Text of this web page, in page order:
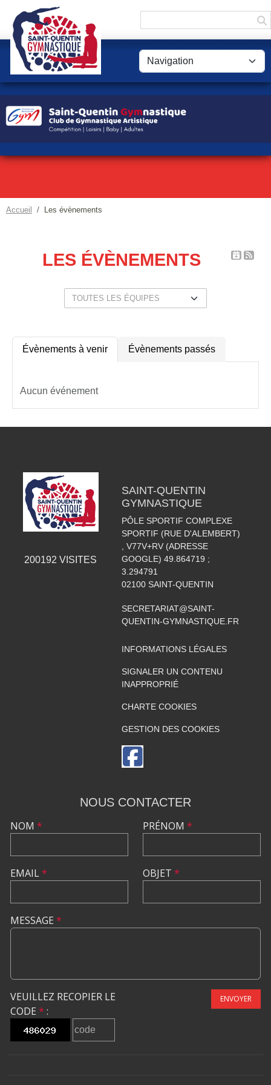
Accueil Les évènements
LES ÉVÈNEMENTS
Évènements à venir Évènements passés
Aucun événement
200192 VISITES
SAINT-QUENTIN
GYMNASTIQUE
PÔLE SPORTIF COMPLEXE
SPORTIF (RUE D'ALEMBERT)
, V77V+RV (ADRESSE
GOOGLE) 49.864719 ;
3.294791
02100 SAINT-QUENTIN
SECRETARIAT@SAINT-
QUENTIN-GYMNASTIQUE.FR
INFORMATIONS LÉGALES
SIGNALER UN CONTENU
INAPPROPRIÉ
CHARTE COOKIES
GESTION DES COOKIES
NOUS CONTACTER
NOM *
EMAIL*
PRÉNOM *
OBJET *
MESSAGE *
VEUILLEZ RECOPIER LE
CODE * :
ENVOYER
Panneau de gestion des cookies